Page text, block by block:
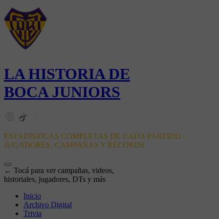
LA HISTORIA DE
BOCA JUNIORS
ESTADÍSTICAS COMPLETAS DE CADA PARTIDO -
JUGADORES, CAMPAÑAS Y RÉCORDS
← Tocá para ver campañas, videos,
historiales, jugadores, DTs y más
Inicio
Archivo Digital
Trivia